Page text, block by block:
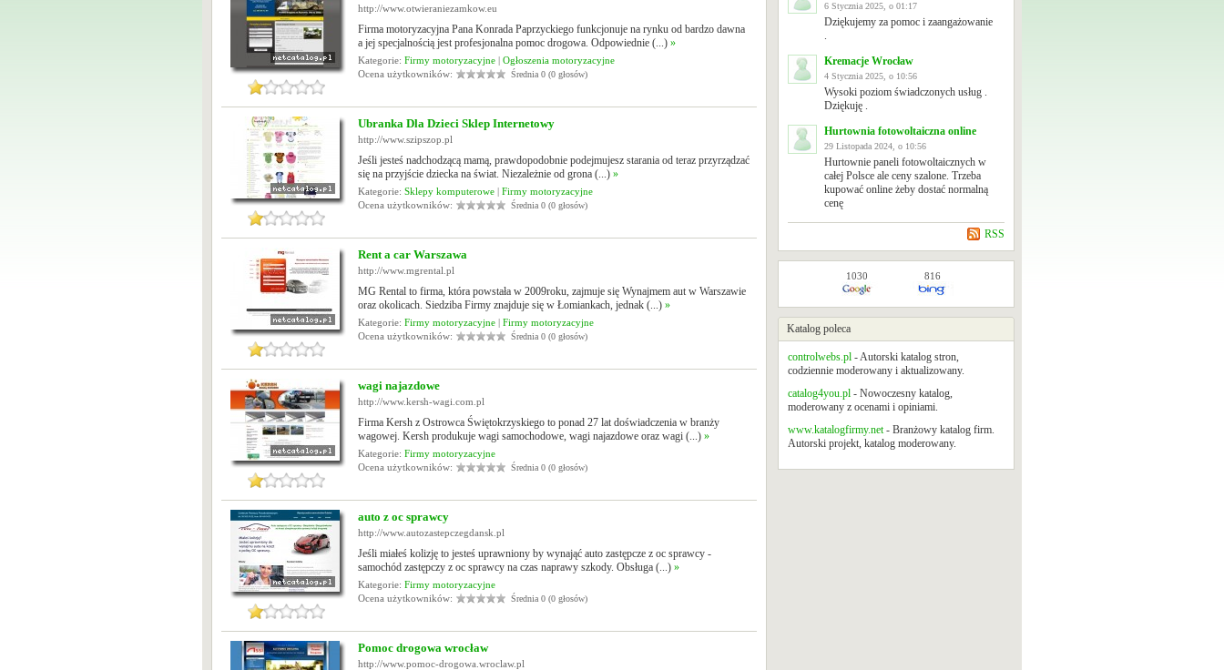
http://www.otwieraniezamkow.eu
Firma motoryzacyjna Pana Konrada Paprzyckiego funkcjonuje na rynku od bardzo dawna
a jej specjalnością jest profesjonalna pomoc drogowa. Odpowiednie (...) »
Kategorie: Firmy motoryzacyjne | Ogłoszenia motoryzacyjne
Ocena użytkowników:
Średnia 0 (0 głosów)
Ubranka Dla Dzieci Sklep Internetowy
http://www.szipszop.pl
Jeśli jesteś nadchodzącą mamą, prawdopodobnie podejmujesz starania od teraz przyrządzać
się na przyjście dziecka na świat. Niezależnie od grona (...) »
Kategorie: Sklepy komputerowe | Firmy motoryzacyjne
Ocena użytkowników:
Średnia 0 (0 głosów)
Rent a car Warszawa
http://www.mgrental.pl
MG Rental to firma, która powstała w 2009roku, zajmuje się Wynajmem aut w Warszawie
oraz okolicach. Siedziba Firmy znajduje się w Łomiankach, jednak (...) »
Kategorie: Firmy motoryzacyjne | Firmy motoryzacyjne
Ocena użytkowników:
Średnia 0 (0 głosów)
wagi najazdowe
http://www.kersh-wagi.com.pl
Firma Kersh z Ostrowca Świętokrzyskiego to ponad 27 lat doświadczenia w branży
wagowej. Kersh produkuje wagi samochodowe, wagi najazdowe oraz wagi (...) »
Kategorie: Firmy motoryzacyjne
Ocena użytkowników:
Średnia 0 (0 głosów)
auto z oc sprawcy
http://www.autozastepczegdansk.pl
Jeśli miałeś kolizję to jesteś uprawniony by wynająć auto zastępcze z oc sprawcy -
samochód zastępczy z oc sprawcy na czas naprawy szkody. Obsługa (...) »
Kategorie: Firmy motoryzacyjne
Ocena użytkowników:
Średnia 0 (0 głosów)
Pomoc drogowa wrocław
http://www.pomoc-drogowa.wroclaw.pl
6 Stycznia 2025, o 01:17
Dziękujemy za pomoc i zaangażowanie
.
Kremacje Wrocław
4 Stycznia 2025, o 10:56
Wysoki poziom świadczonych usług .
Dziękuję .
Hurtownia fotowoltaiczna online
29 Listopada 2024, o 10:56
Hurtownie paneli fotowoltaicznych w
całej Polsce ale ceny szalone. Trzeba
kupować online żeby dostać normalną
cenę
RSS
1030 816
Katalog poleca
controlwebs.pl - Autorski katalog stron,
codziennie moderowany i aktualizowany.
catalog4you.pl - Nowoczesny katalog,
moderowany z ocenami i opiniami.
www.katalogfirmy.net- Branżowy katalog firm.
Autorski projekt, katalog moderowany.